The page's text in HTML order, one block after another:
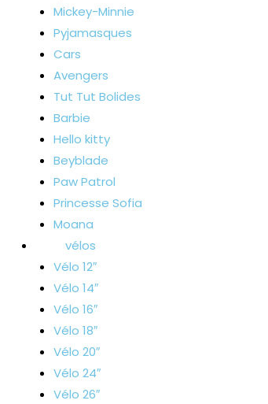
Mickey-Minnie
Pyjamasques
Cars
Avengers
Tut Tut Bolides
Barbie
Hello kitty
Beyblade
Paw Patrol
Princesse Sofia
Moana
vélos
Vélo 12″
Vélo 14″
Vélo 16″
Vélo 18″
Vélo 20″
Vélo 24″
Vélo 26″